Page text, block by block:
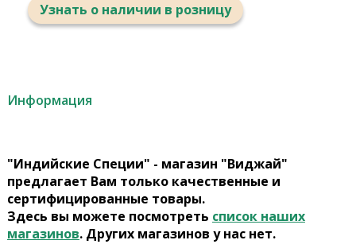
Узнать о наличии в розницу
Информация
"Индийские Специи" - магазин "Виджай"
предлагает Вам только качественные и
сертифицированные товары.
Здесь вы можете посмотреть список наших
магазинов. Других магазинов у нас нет.